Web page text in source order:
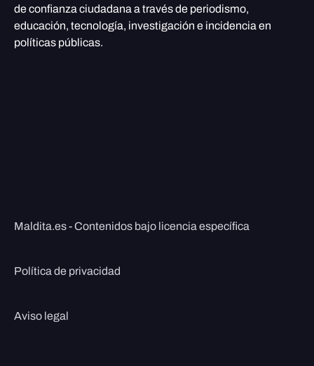
de confianza ciudadana a través de periodismo,
educación, tecnología, investigación e incidencia en
políticas públicas.
Maldita.es - Contenidos bajo licencia específica
Política de privacidad
Aviso legal